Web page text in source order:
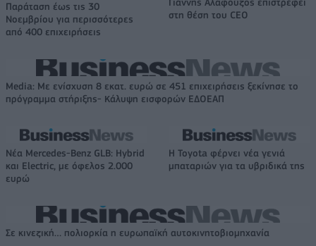
Παράταση έως τις 30
Νοεμβρίου για περισσότερες
από 400 επιχειρήσεις
στη θέση του CEO
Media: Με ενίσχυση 8 εκατ. ευρώ σε 451 επιχειρήσεις ξεκίνησε το
πρόγραμμα στήριξης- Κάλυψη εισφορών ΕΔΟΕΑΠ
Νέα Mercedes-Benz GLB: Hybrid
και Electric, με όφελος 2.000
ευρώ
Η Toyota φέρνει νέα γενιά
μπαταριών για τα υβριδικά της
Σε κινεζική… πολιορκία η ευρωπαϊκή αυτοκινητοβιομηχανία